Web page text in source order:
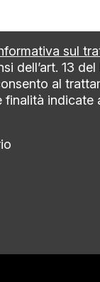
sul
dell’art. 13
al
finalità indicate